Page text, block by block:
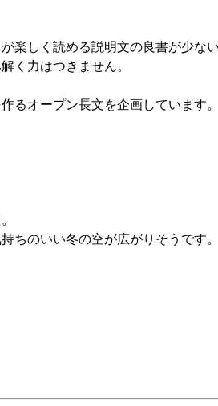
しく読める説明文の良書が少ない
く力はつきません。
るオープン長文を企画しています。
ちのいい冬の空が広がりそうです。